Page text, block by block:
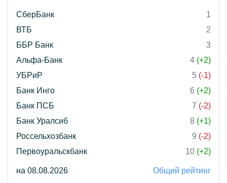
СберБанк
1
ВТБ
2
ББР Банк
3
Альфа-Банк
4 (+2)
УБРиР
5 (-1)
Банк Инго
6 (+2)
Банк ПСБ
7 (-2)
Банк Уралсиб
8 (+1)
Россельхозбанк
9 (-2)
Первоуральскбанк
10 (+2)
на 08.08.2026 Общий рейтинг